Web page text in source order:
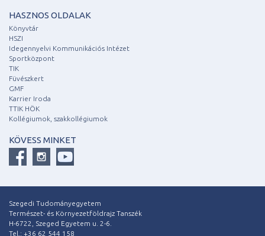
HASZNOS OLDALAK
Könyvtár
HSZI
Idegennyelvi Kommunikációs Intézet
Sportközpont
TIK
Füvészkert
GMF
Karrier Iroda
TTIK HÖK
Kollégiumok, szakkollégiumok
KÖVESS MINKET
Szegedi Tudományegyetem
Természet- és Környezetföldrajz Tanszék
H-6722, Szeged Egyetem u. 2-6.
Tel.: +36 62 544 158